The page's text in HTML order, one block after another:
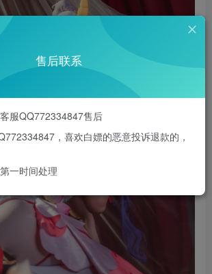
售后联系
服QQ772334847售后
，喜欢白嫖的恶意投诉退款的，
一时间处理